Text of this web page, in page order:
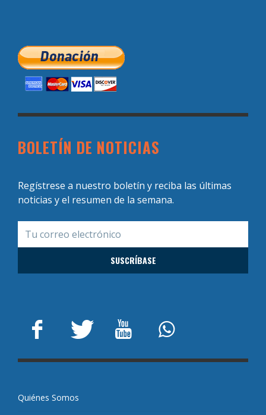
BOLETÍN DE NOTICIAS
Regístrese a nuestro boletín y reciba las últimas
noticias y el resumen de la semana.
Quiénes Somos